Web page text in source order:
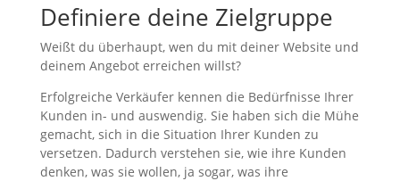
Definiere deine Zielgruppe
Weißt du überhaupt, wen du mit deiner Website und
deinem Angebot erreichen willst?
Erfolgreiche Verkäufer kennen die Bedürfnisse Ihrer
Kunden in- und auswendig. Sie haben sich die Mühe
gemacht, sich in die Situation Ihrer Kunden zu
versetzen. Dadurch verstehen sie, wie ihre Kunden
denken, was sie wollen, ja sogar, was ihre